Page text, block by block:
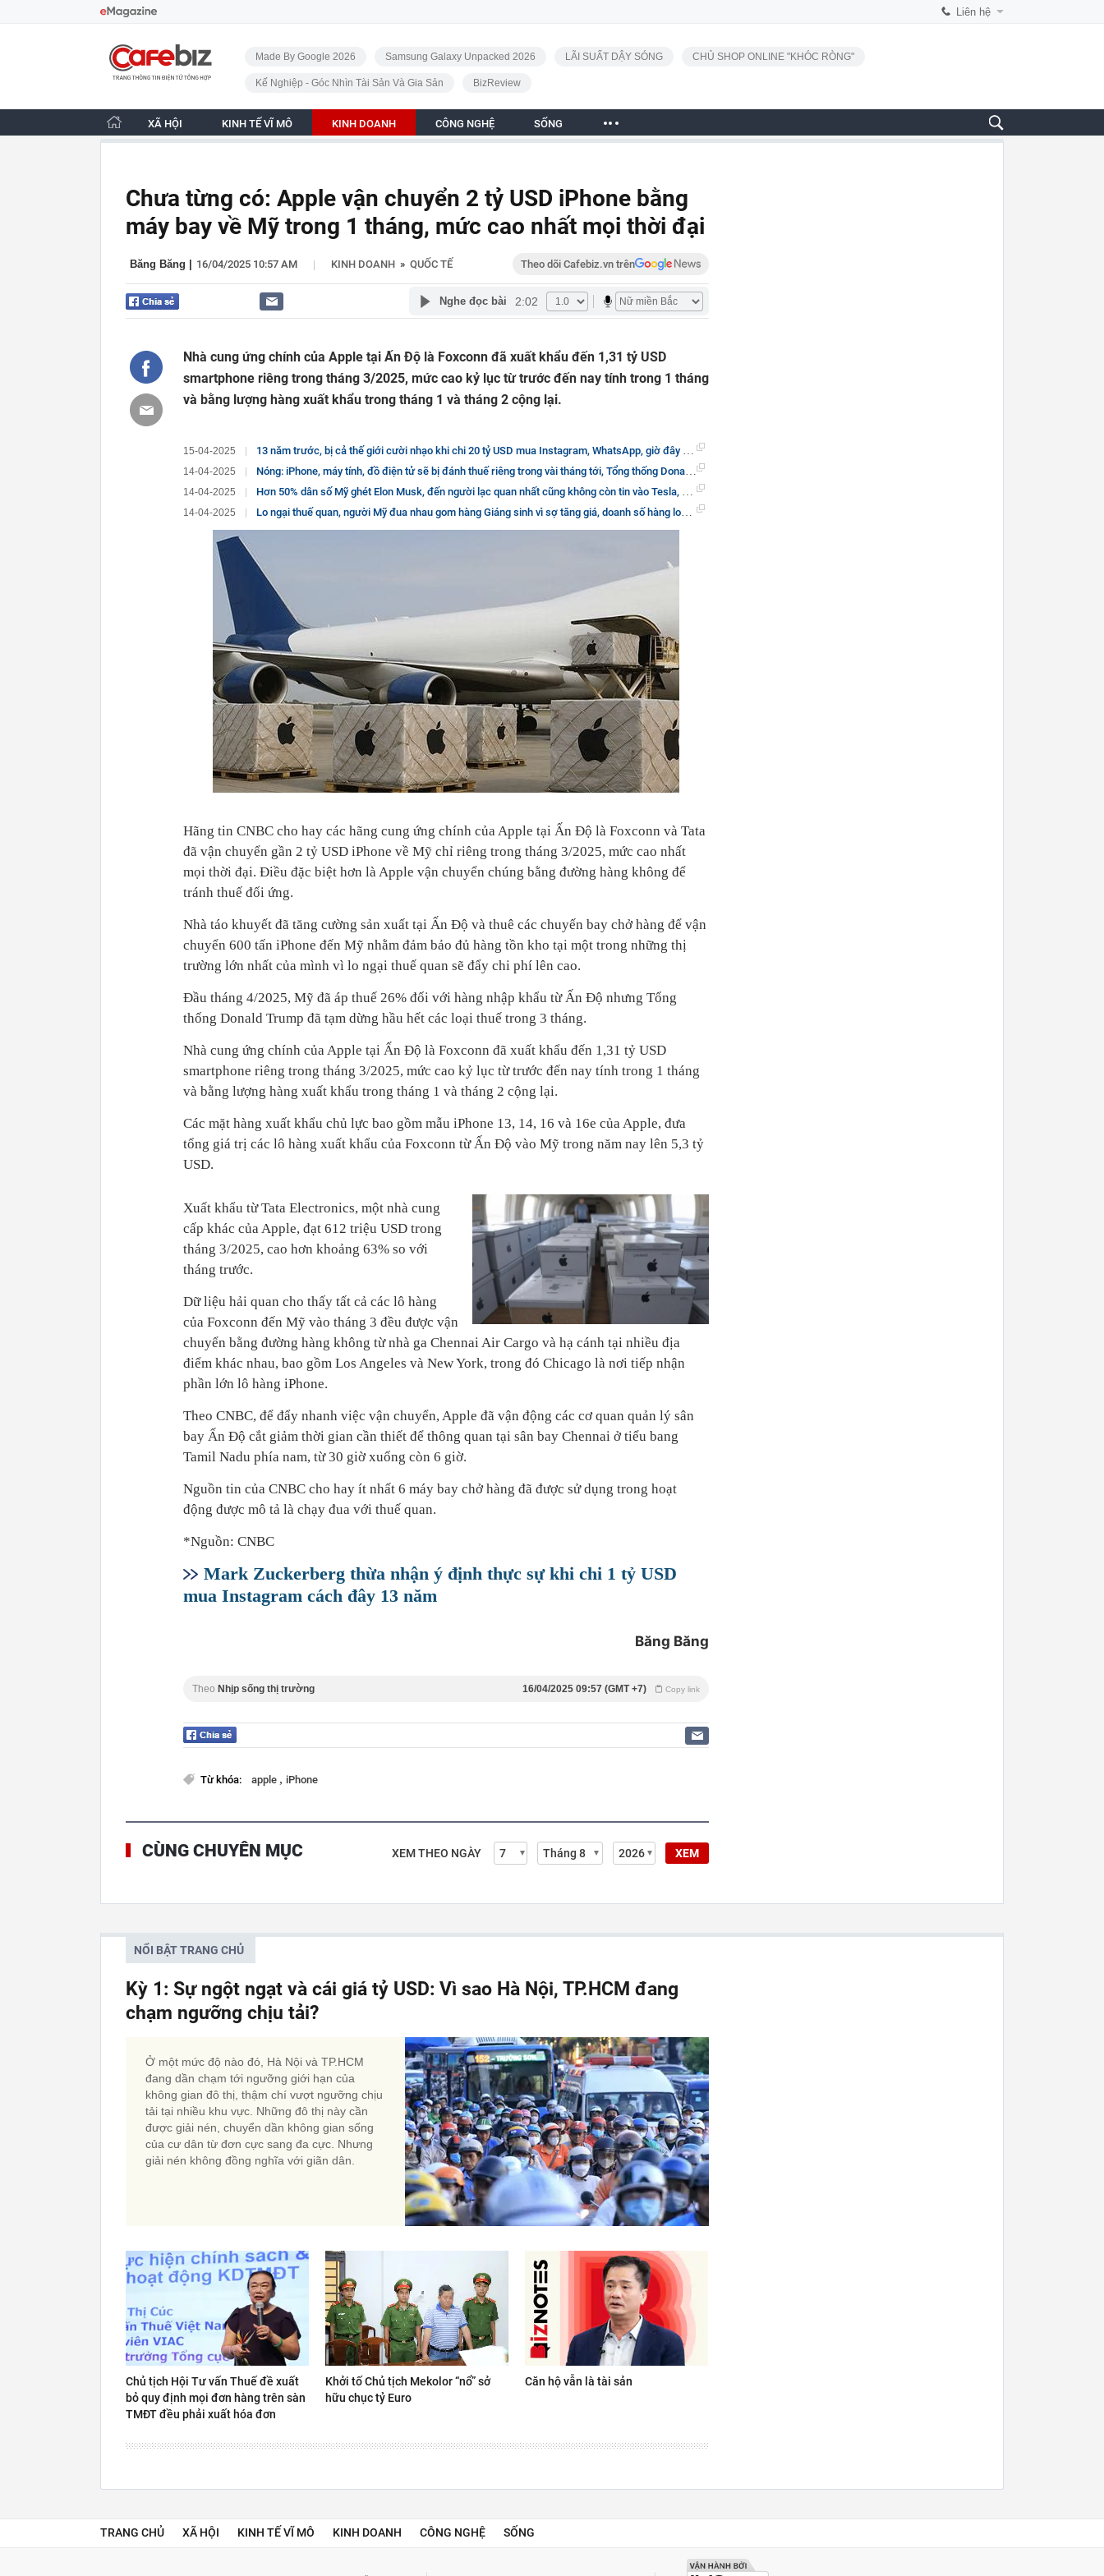
Liên hệ
CafeBiz - Trang chủ
Made By Google 2026 Samsung Galaxy Unpacked 2026 LÃI SUẤT DẬY SÓNG CHỦ SHOP ONLINE "KHÓC RÒNG"
Kế Nghiệp - Góc Nhìn Tài Sản Và Gia Sản BizReview
XÃ HỘI KINH TẾ VĨ MÔ KINH DOANH CÔNG NGHỆ SỐNG
Chưa từng có: Apple vận chuyển 2 tỷ USD iPhone bằng
máy bay về Mỹ trong 1 tháng, mức cao nhất mọi thời đại
Băng Băng 16/04/2025 10:57 AM | KINH DOANH » QUỐC TẾ Theo dõi Cafebiz.vn trên
Nghe đọc bài 2:02
Nhà cung ứng chính của Apple tại Ấn Độ là Foxconn đã xuất khẩu đến 1,31 tỷ USD
smartphone riêng trong tháng 3/2025, mức cao kỷ lục từ trước đến nay tính trong 1 tháng
và bằng lượng hàng xuất khẩu trong tháng 1 và tháng 2 cộng lại.
15-04-2025 13 năm trước, bị cả thế giới cười nhạo khi chi 20 tỷ USD mua Instagram, WhatsApp, giờ đây Mark Zuckerberg khiến tất cả mọi người phải cúi đầu nể phục
14-04-2025 Nóng: iPhone, máy tính, đồ điện tử sẽ bị đánh thuế riêng trong vài tháng tới, Tổng thống Donald Trump dò xét lại toàn bộ chuỗi cung ứng bán dẫn
14-04-2025 Hơn 50% dân số Mỹ ghét Elon Musk, đến người lạc quan nhất cũng không còn tin vào Tesla, cổ phiếu có thể mất đến 40% giá trị trong năm nay
14-04-2025 Lo ngại thuế quan, người Mỹ đua nhau gom hàng Giáng sinh vì sợ tăng giá, doanh số hàng loạt sản phẩm từ đồ hộp đến cà phê tăng mạnh
Hãng tin CNBC cho hay các hãng cung ứng chính của Apple tại Ấn Độ là Foxconn và Tata
đã vận chuyển gần 2 tỷ USD iPhone về Mỹ chỉ riêng trong tháng 3/2025, mức cao nhất
mọi thời đại. Điều đặc biệt hơn là Apple vận chuyển chúng bằng đường hàng không để
tránh thuế đối ứng.
Nhà táo khuyết đã tăng cường sản xuất tại Ấn Độ và thuê các chuyến bay chở hàng để vận
chuyển 600 tấn iPhone đến Mỹ nhằm đảm bảo đủ hàng tồn kho tại một trong những thị
trường lớn nhất của mình vì lo ngại thuế quan sẽ đẩy chi phí lên cao.
Đầu tháng 4/2025, Mỹ đã áp thuế 26% đối với hàng nhập khẩu từ Ấn Độ nhưng Tổng
thống Donald Trump đã tạm dừng hầu hết các loại thuế trong 3 tháng.
Nhà cung ứng chính của Apple tại Ấn Độ là Foxconn đã xuất khẩu đến 1,31 tỷ USD
smartphone riêng trong tháng 3/2025, mức cao kỷ lục từ trước đến nay tính trong 1 tháng
và bằng lượng hàng xuất khẩu trong tháng 1 và tháng 2 cộng lại.
Các mặt hàng xuất khẩu chủ lực bao gồm mẫu iPhone 13, 14, 16 và 16e của Apple, đưa
tổng giá trị các lô hàng xuất khẩu của Foxconn từ Ấn Độ vào Mỹ trong năm nay lên 5,3 tỷ
USD.
Xuất khẩu từ Tata Electronics, một nhà cung
cấp khác của Apple, đạt 612 triệu USD trong
tháng 3/2025, cao hơn khoảng 63% so với
tháng trước.
Dữ liệu hải quan cho thấy tất cả các lô hàng
của Foxconn đến Mỹ vào tháng 3 đều được vận
chuyển bằng đường hàng không từ nhà ga Chennai Air Cargo và hạ cánh tại nhiều địa
điểm khác nhau, bao gồm Los Angeles và New York, trong đó Chicago là nơi tiếp nhận
phần lớn lô hàng iPhone.
Theo CNBC, để đẩy nhanh việc vận chuyển, Apple đã vận động các cơ quan quản lý sân
bay Ấn Độ cắt giảm thời gian cần thiết để thông quan tại sân bay Chennai ở tiểu bang
Tamil Nadu phía nam, từ 30 giờ xuống còn 6 giờ.
Nguồn tin của CNBC cho hay ít nhất 6 máy bay chở hàng đã được sử dụng trong hoạt
động được mô tả là chạy đua với thuế quan.
*Nguồn: CNBC
Mark Zuckerberg thừa nhận ý định thực sự khi chi 1 tỷ USD
mua Instagram cách đây 13 năm
Băng Băng
Theo Nhịp sống thị trường Copy link
16/04/2025 09:57 (GMT +7)
Từ khóa: apple , iPhone
CÙNG CHUYÊN MỤC XEM THEO NGÀY XEM
NỔI BẬT TRANG CHỦ
Kỳ 1: Sự ngột ngạt và cái giá tỷ USD: Vì sao Hà Nội, TP.HCM đang
chạm ngưỡng chịu tải?
Ở một mức độ nào đó, Hà Nội và TP.HCM
đang dần chạm tới ngưỡng giới hạn của
không gian đô thị, thậm chí vượt ngưỡng chịu
tải tại nhiều khu vực. Những đô thị này cần
được giải nén, chuyển dần không gian sống
của cư dân từ đơn cực sang đa cực. Nhưng
giải nén không đồng nghĩa với giãn dân.
Chủ tịch Hội Tư vấn Thuế đề xuất
bỏ quy định mọi đơn hàng trên sàn
TMĐT đều phải xuất hóa đơn
Khởi tố Chủ tịch Mekolor “nổ” sở
hữu chục tỷ Euro
Căn hộ vẫn là tài sản
TRANG CHỦ XÃ HỘI KINH TẾ VĨ MÔ KINH DOANH CÔNG NGHỆ SỐNG